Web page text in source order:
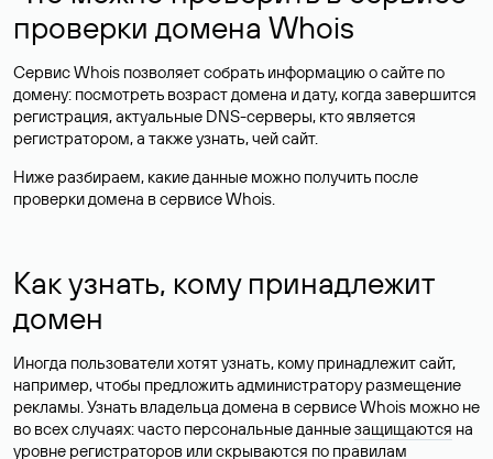
проверки домена Whois
Сервис Whois позволяет собрать информацию о сайте по
домену: посмотреть возраст домена и дату, когда завершится
регистрация, актуальные DNS-серверы, кто является
регистратором, а также узнать, чей сайт.
Ниже разбираем, какие данные можно получить после
проверки домена в сервисе Whois.
Как узнать, кому принадлежит
домен
Иногда пользователи хотят узнать, кому принадлежит сайт,
например, чтобы предложить администратору размещение
рекламы. Узнать владельца домена в сервисе Whois можно не
во всех случаях: часто персональные данныезащищаются на
уровне регистраторов или скрываются по правилам